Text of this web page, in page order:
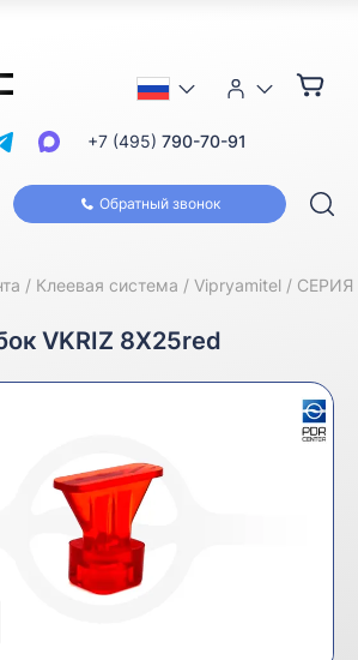
Обратный звонок
+7 (495) 790-70-91
Клеевая система Vipryamitel СЕРИЯ
VKRIZ 8X25red